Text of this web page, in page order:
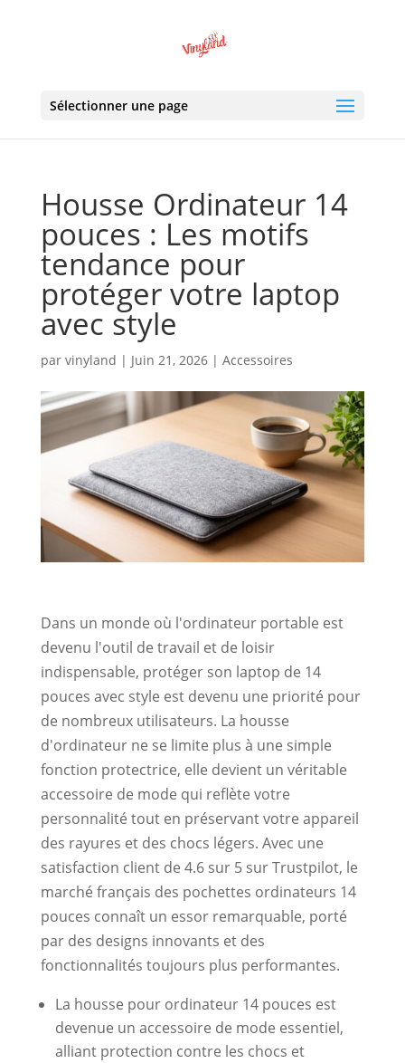
Sélectionner une page
Housse Ordinateur 14
pouces : Les motifs
tendance pour
protéger votre laptop
avec style
par vinyland | Juin 21, 2026| Accessoires
Dans un monde où l'ordinateur portable est
devenu l'outil de travail et de loisir
indispensable, protéger son laptop de 14
pouces avec style est devenu une priorité pour
de nombreux utilisateurs. La housse
d'ordinateur ne se limite plus à une simple
fonction protectrice, elle devient un véritable
accessoire de mode qui reflète votre
personnalité tout en préservant votre appareil
des rayures et des chocs légers. Avec une
satisfaction client de 4.6 sur 5 sur Trustpilot, le
marché français des pochettes ordinateurs 14
pouces connaît un essor remarquable, porté
par des designs innovants et des
fonctionnalités toujours plus performantes.
La housse pour ordinateur 14 pouces est
devenue un accessoire de mode essentiel,
alliant protection contre les chocs et